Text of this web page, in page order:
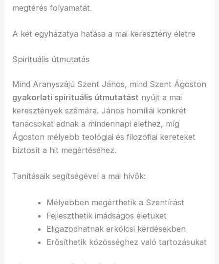
megtérés folyamatát.
A két egyházatya hatása a mai keresztény életre
Spirituális útmutatás
Mind Aranyszájú Szent János, mind Szent Ágoston
gyakorlati spirituális útmutatást nyújt a mai
keresztények számára. János homíliái konkrét
tanácsokat adnak a mindennapi élethez, míg
Ágoston mélyebb teológiai és filozófiai kereteket
biztosít a hit megértéséhez.
Tanításaik segítségével a mai hívők:
Mélyebben megérthetik a Szentírást
Fejleszthetik imádságos életüket
Eligazodhatnak erkölcsi kérdésekben
Erősíthetik közösséghez való tartozásukat